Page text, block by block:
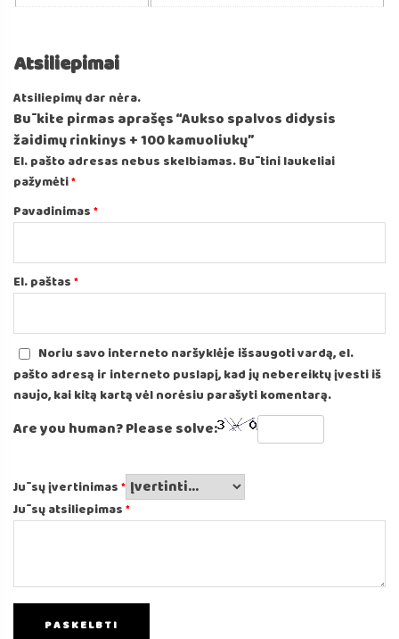
Atsiliepimai
Atsiliepimų dar nėra.
Būkite pirmas aprašęs “Aukso spalvos didysis
žaidimų rinkinys + 100 kamuoliukų”
El. pašto adresas nebus skelbiamas.Būtini laukeliai
pažymėti*
Pavadinimas*
El. paštas*
Noriu savo interneto naršyklėje išsaugoti vardą, el.
pašto adresą ir interneto puslapį, kad jų nebereiktų įvesti iš
naujo, kai kitą kartą vėl norėsiu parašyti komentarą.
Are you human? Please solve:
Jūsų įvertinimas*
Jūsų atsiliepimas*